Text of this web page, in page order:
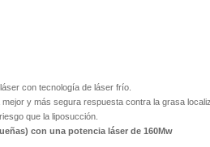
con tecnología de láser frío.
y más segura respuesta contra la grasa
que la liposucción.
con una potencia láser de 160Mw